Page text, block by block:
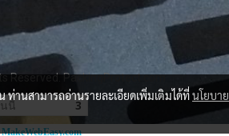
Reserved. PackingProtect.com
นี้ 3
MakeWebEasy.com
ท่านสามารถอ่านรายละเอียดเพิ่มเติมได้ที่นโยบาย